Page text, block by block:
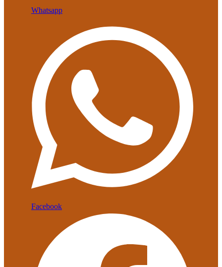
Whatsapp
Facebook